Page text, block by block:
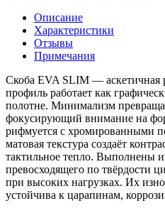
Описание
Характеристики
Отзывы
Примечания
Скоба EVA SLIM — аскетичная
профиль работает как
полотне. Минимализм
фокусирующий внимание на
рифмуется с хромированными
матовая текстура создаёт
тактильное тепло. Выполнены
превосходящего по твёрдости
при высоких нагрузках. Их
устойчива к царапинам,